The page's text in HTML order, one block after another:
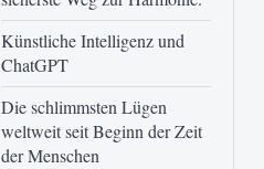
Künstliche Intelligenz und
ChatGPT
Die schlimmsten Lügen
weltweit seit Beginn der Zeit
der Menschen